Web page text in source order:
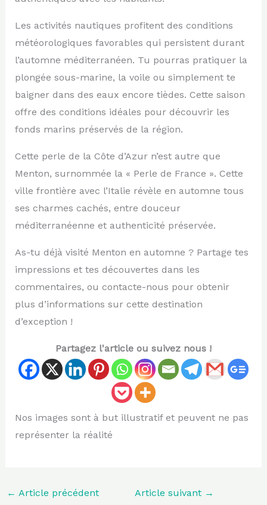
Les activités nautiques profitent des conditions
météorologiques favorables qui persistent durant
l’automne méditerranéen. Tu pourras pratiquer la
plongée sous-marine, la voile ou simplement te
baigner dans des eaux encore tièdes. Cette saison
offre des conditions idéales pour découvrir les
fonds marins préservés de la région.
Cette perle de la Côte d’Azur n’est autre que
Menton, surnommée la « Perle de France ». Cette
ville frontière avec l’Italie révèle en automne tous
ses charmes cachés, entre douceur
méditerranéenne et authenticité préservée.
As-tu déjà visité Menton en automne ? Partage tes
impressions et tes découvertes dans les
commentaires, ou contacte-nous pour obtenir
plus d’informations sur cette destination
d’exception !
Partagez l'article ou suivez nous !
Nos images sont à but illustratif et peuvent ne pas
représenter la réalité
← Article précédent Article suivant →